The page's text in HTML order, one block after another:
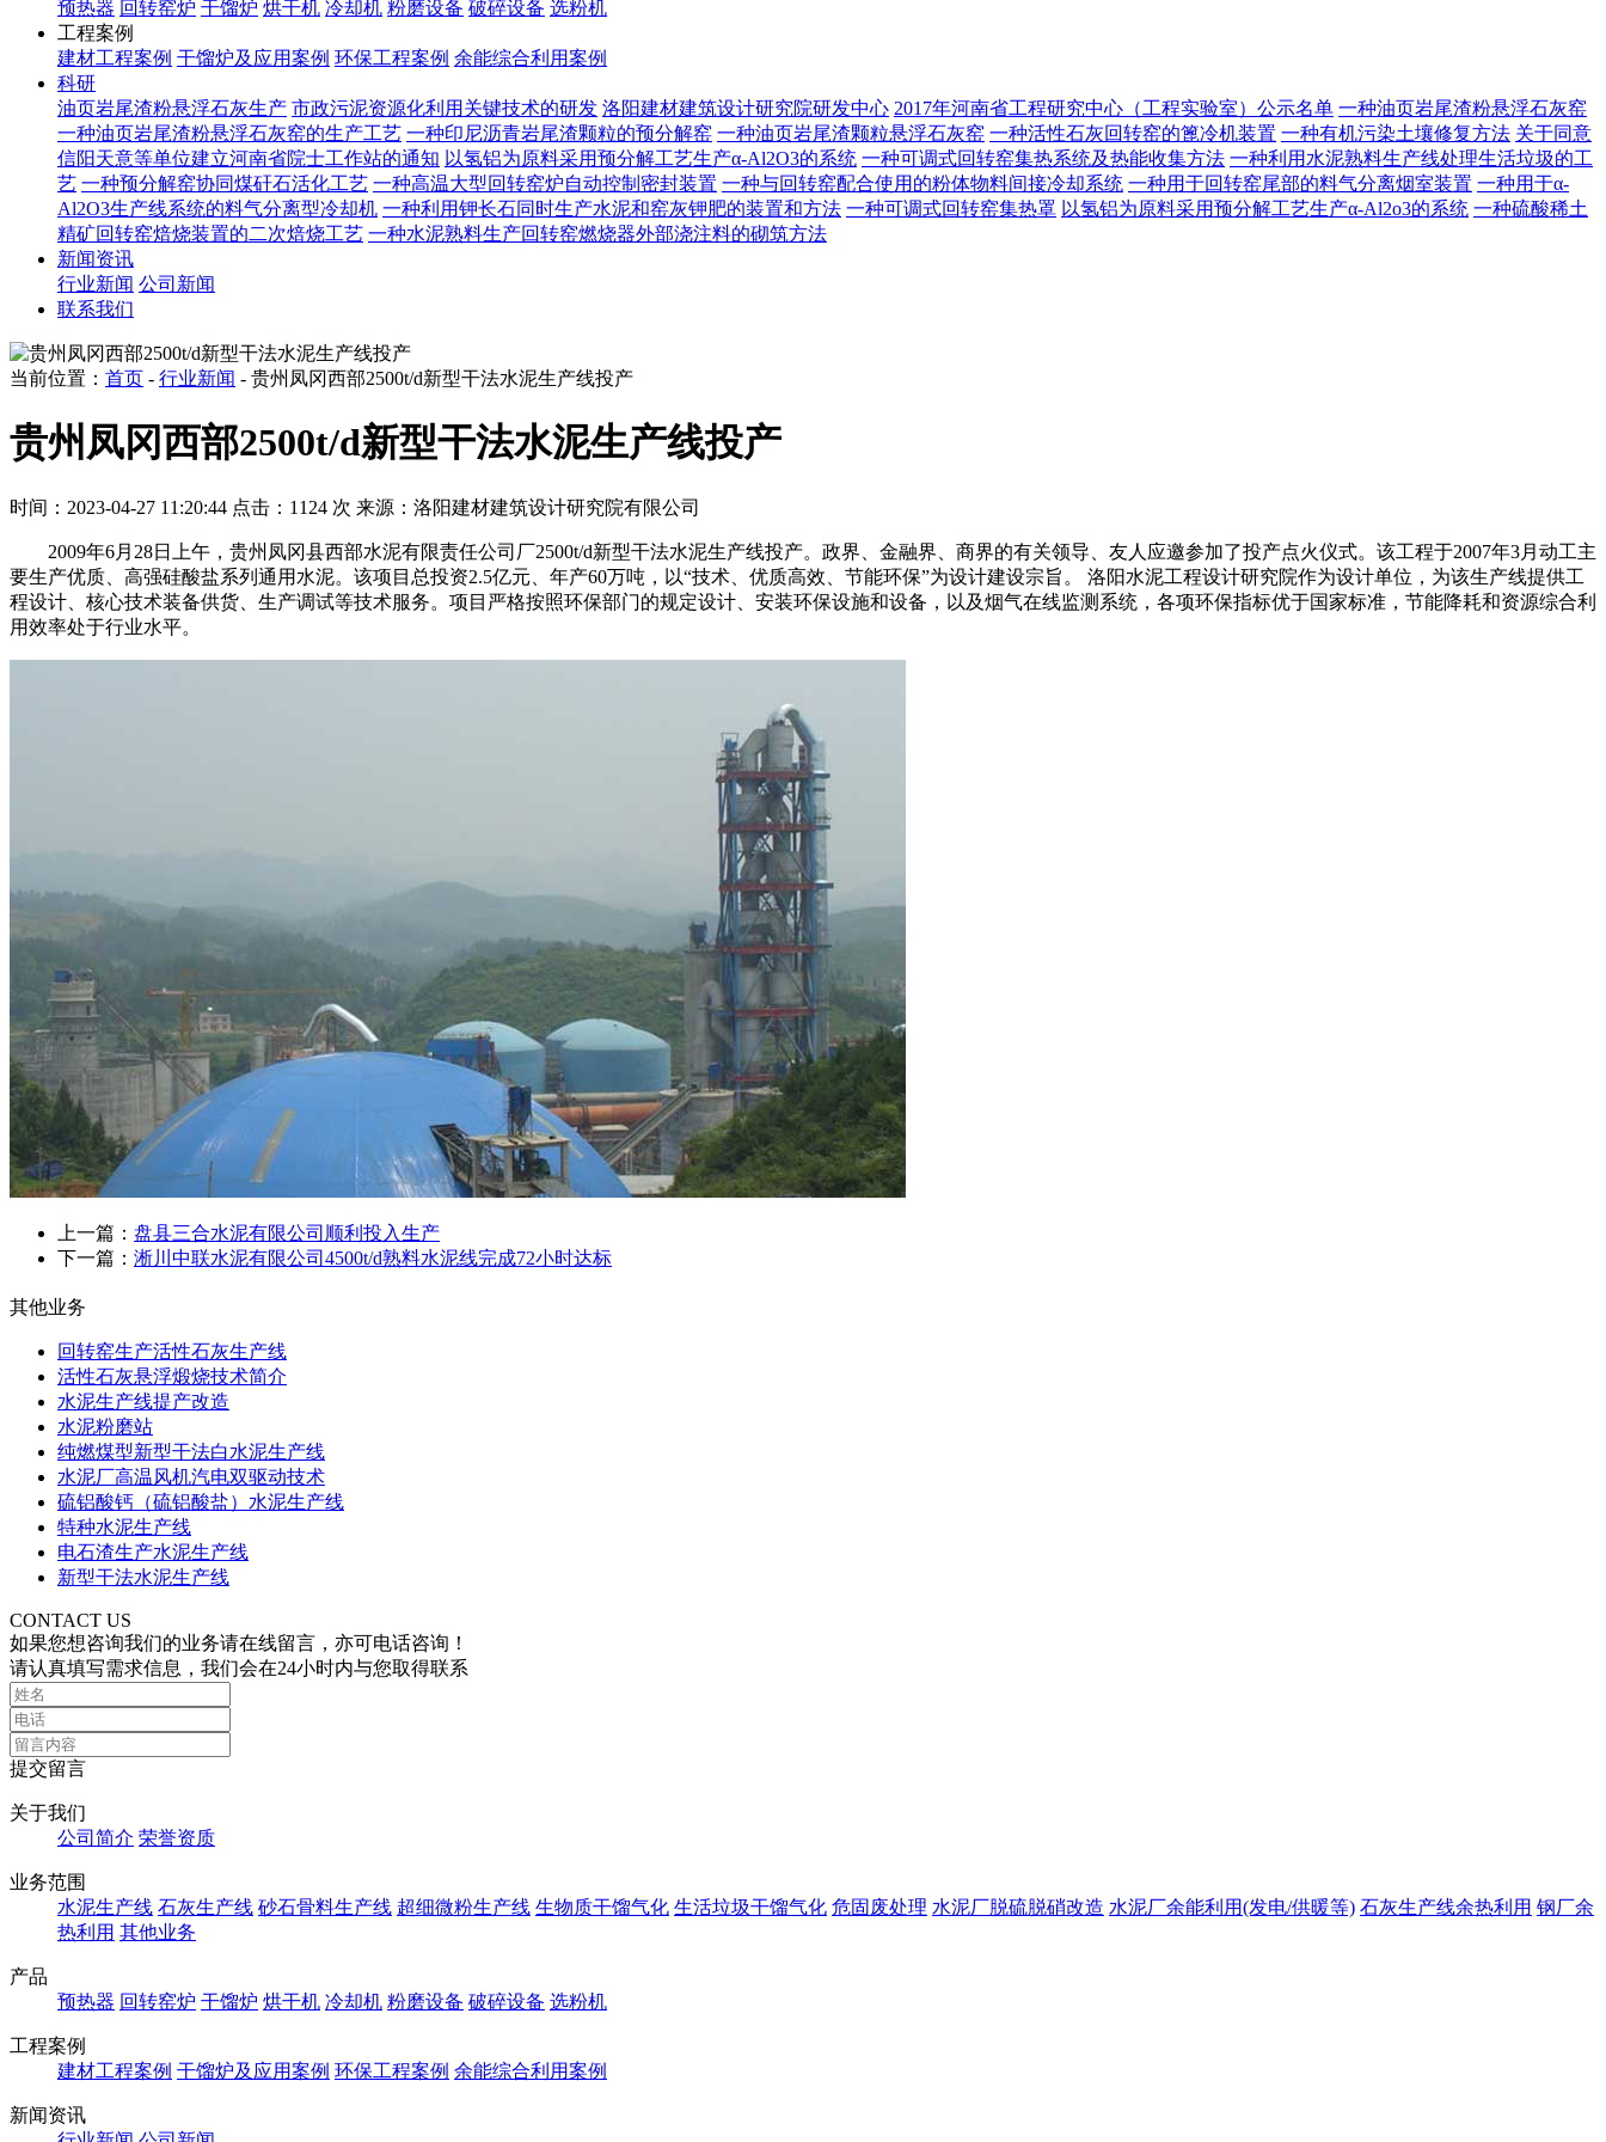
预热器 回转窑炉 干馏炉 烘干机 冷却机 粉磨设备 破碎设备 选粉机
工程案例
建材工程案例 干馏炉及应用案例 环保工程案例 余能综合利用案例
科研
油页岩尾渣粉悬浮石灰生产 市政污泥资源化利用关键技术的研发 洛阳建材建筑设计研究院研发中心 2017年河南省工程研究中心（工程实验室）公示名单 一种油页岩尾渣粉悬浮石灰窑
一种油页岩尾渣粉悬浮石灰窑的生产工艺 一种印尼沥青岩尾渣颗粒的预分解窑 一种油页岩尾渣颗粒悬浮石灰窑 一种活性石灰回转窑的篦冷机装置 一种有机污染土壤修复方法 关于同意
信阳天意等单位建立河南省院士工作站的通知 以氢铝为原料采用预分解工艺生产α-Al2O3的系统 一种可调式回转窑集热系统及热能收集方法 一种利用水泥熟料生产线处理生活垃圾的工
艺 一种预分解窑协同煤矸石活化工艺 一种高温大型回转窑炉自动控制密封装置 一种与回转窑配合使用的粉体物料间接冷却系统 一种用于回转窑尾部的料气分离烟室装置 一种用于α-
Al2O3生产线系统的料气分离型冷却机 一种利用钾长石同时生产水泥和窑灰钾肥的装置和方法 一种可调式回转窑集热罩 以氢铝为原料采用预分解工艺生产α-Al2o3的系统 一种硫酸稀土
精矿回转窑焙烧装置的二次焙烧工艺 一种水泥熟料生产回转窑燃烧器外部浇注料的砌筑方法
新闻资讯
行业新闻 公司新闻
联系我们
当前位置： 首页 - 行业新闻 - 贵州凤冈西部2500t/d新型干法水泥生产线投产
贵州凤冈西部2500t/d新型干法水泥生产线投产
时间：2023-04-27 11:20:44 点击：1124 次 来源：洛阳建材建筑设计研究院有限公司
2009年6月28日上午，贵州凤冈县西部水泥有限责任公司厂2500t/d新型干法水泥生产线投产。政界、金融界、商界的有关领导、友人应邀参加了投产点火仪式。该工程于2007年3月动工主
要生产优质、高强硅酸盐系列通用水泥。该项目总投资2.5亿元、年产60万吨，以“技术、优质高效、节能环保”为设计建设宗旨。 洛阳水泥工程设计研究院作为设计单位，为该生产线提供工
程设计、核心技术装备供货、生产调试等技术服务。项目严格按照环保部门的规定设计、安装环保设施和设备，以及烟气在线监测系统，各项环保指标优于国家标准，节能降耗和资源综合利
用效率处于行业水平。
上一篇： 盘县三合水泥有限公司顺利投入生产
下一篇： 淅川中联水泥有限公司4500t/d熟料水泥线完成72小时达标
其他业务
回转窑生产活性石灰生产线
活性石灰悬浮煅烧技术简介
水泥生产线提产改造
水泥粉磨站
纯燃煤型新型干法白水泥生产线
水泥厂高温风机汽电双驱动技术
硫铝酸钙（硫铝酸盐）水泥生产线
特种水泥生产线
电石渣生产水泥生产线
新型干法水泥生产线
CONTACT US
如果您想咨询我们的业务请在线留言，亦可电话咨询！
请认真填写需求信息，我们会在24小时内与您取得联系
提交留言
关于我们
公司简介 荣誉资质
业务范围
水泥生产线 石灰生产线 砂石骨料生产线 超细微粉生产线 生物质干馏气化 生活垃圾干馏气化 危固废处理 水泥厂脱硫脱硝改造 水泥厂余能利用(发电/供暖等) 石灰生产线余热利用 钢厂余
热利用 其他业务
产品
预热器 回转窑炉 干馏炉 烘干机 冷却机 粉磨设备 破碎设备 选粉机
工程案例
建材工程案例 干馏炉及应用案例 环保工程案例 余能综合利用案例
新闻资讯